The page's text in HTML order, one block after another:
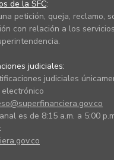
de la SFC:
petición, queja, reclamo,
con relación a los
judiciales:
judiciales
es de 8:15 a.m. a 5:00